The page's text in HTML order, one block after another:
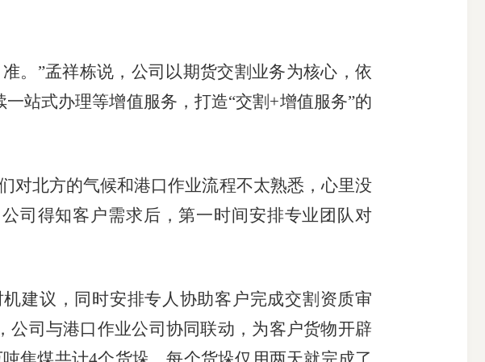
”孟祥栋说，公司以期货交割业务为核心，依
站式办理等增值服务，打造“交割+增值服务”的
北方的气候和港口作业流程不太熟悉，心里没
司得知客户需求后，第一时间安排专业团队对
议，同时安排专人协助客户完成交割资质审
司与港口作业公司协同联动，为客户货物开辟